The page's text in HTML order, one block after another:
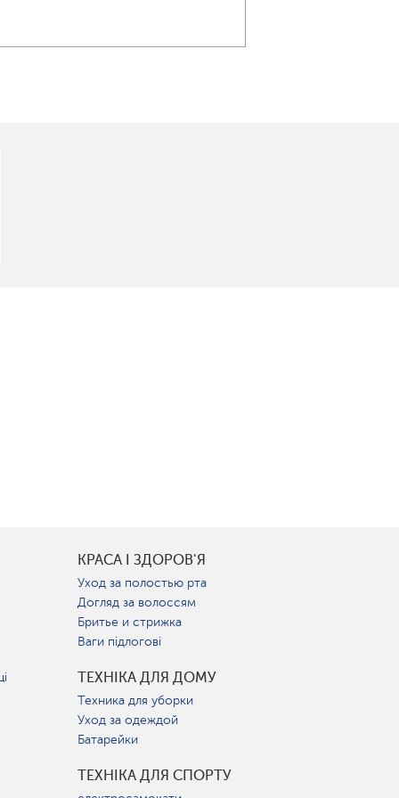
КРАСА І ЗДОРОВ'Я
Уход за полостью рта
Догляд за волоссям
Бритье и стрижка
Ваги підлогові
ТЕХНІКА ДЛЯ ДОМУ
Техника для уборки
Уход за одеждой
Батарейки
ТЕХНІКА ДЛЯ СПОРТУ